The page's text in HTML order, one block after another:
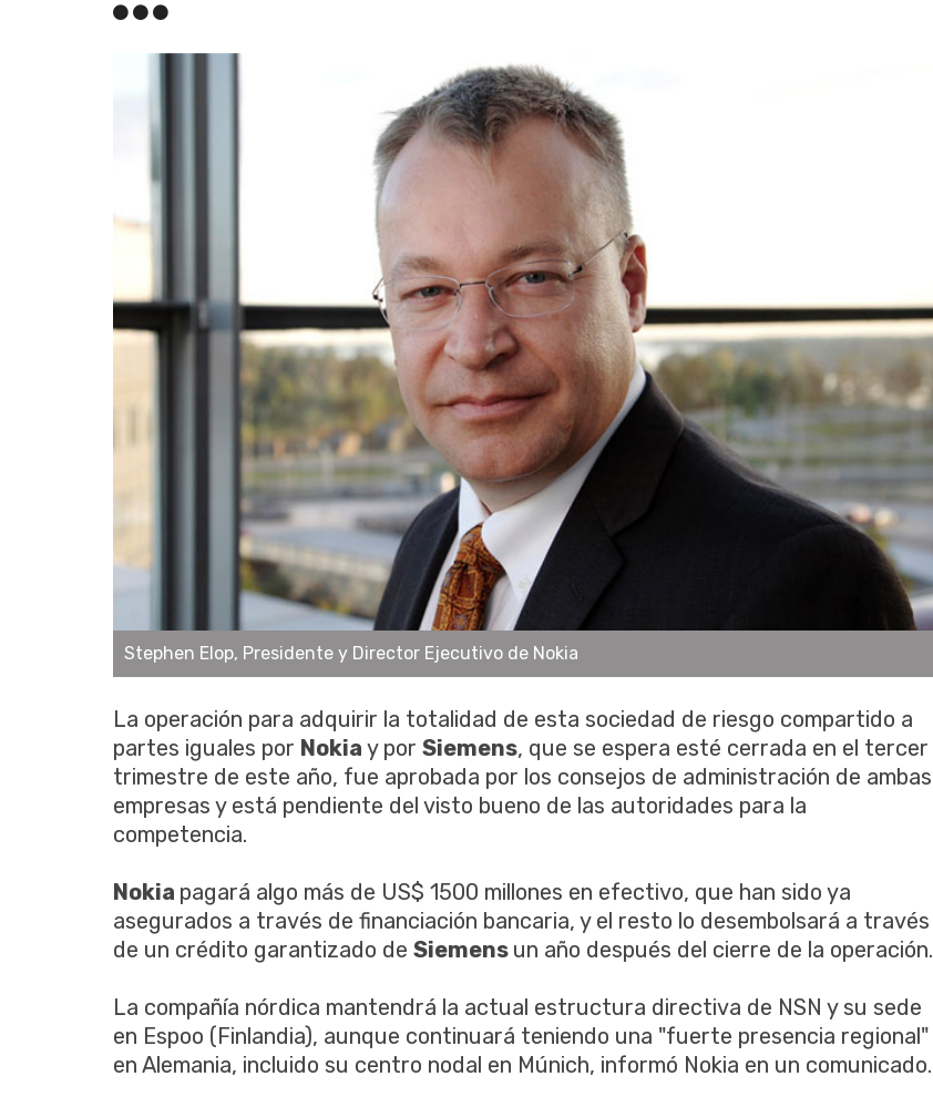
Stephen Elop, Presidente y Director Ejecutivo de Nokia
La operación para adquirir la totalidad de esta sociedad de riesgo compartido a
partes iguales por Nokia y por Siemens, que se espera esté cerrada en el tercer
trimestre de este año, fue aprobada por los consejos de administración de ambas
empresas y está pendiente del visto bueno de las autoridades para la
competencia.
Nokia pagará algo más de US$ 1500 millones en efectivo, que han sido ya
asegurados a través de financiación bancaria, y el resto lo desembolsará a través
de un crédito garantizado de Siemens un año después del cierre de la operación.
La compañía nórdica mantendrá la actual estructura directiva de NSN y su sede
en Espoo (Finlandia), aunque continuará teniendo una "fuerte presencia regional"
en Alemania, incluido su centro nodal en Múnich, informó Nokia en un comunicado.